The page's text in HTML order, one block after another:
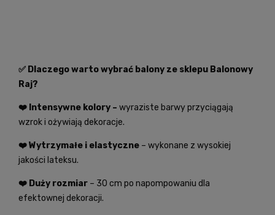
✅ Dlaczego warto wybrać balony ze sklepu Balonowy
Raj?
❤️ Intensywne kolory – wyraziste barwy przyciągają
wzrok i ożywiają dekoracje.
❤️ Wytrzymałe i elastyczne – wykonane z wysokiej
jakości lateksu.
❤️ Duży rozmiar – 30 cm po napompowaniu dla
efektownej dekoracji.